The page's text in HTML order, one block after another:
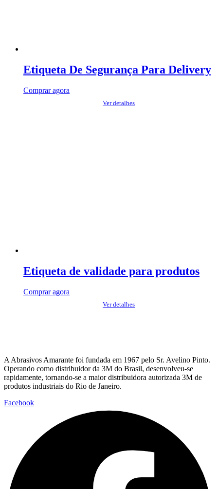
Etiqueta De Segurança Para Delivery
Comprar agora
Ver detalhes
Etiqueta de validade para produtos
Comprar agora
Ver detalhes
A Abrasivos Amarante foi fundada em 1967 pelo Sr. Avelino Pinto.
Operando como distribuidor da 3M do Brasil, desenvolveu-se
rapidamente, tornando-se a maior distribuidora autorizada 3M de
produtos industriais do Rio de Janeiro.
Facebook